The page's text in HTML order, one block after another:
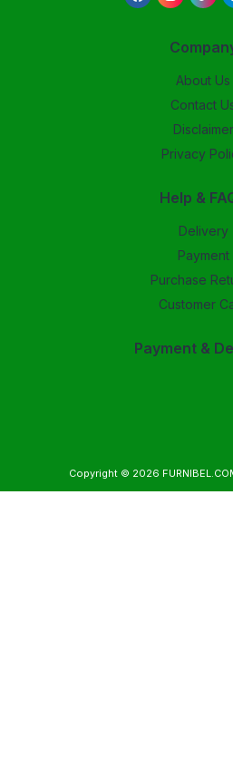
About Us
Contact
Disclaimer
Privacy
Help &
Delivery
Payment
Purchase
Customer
Payment &
Copyright © 2026